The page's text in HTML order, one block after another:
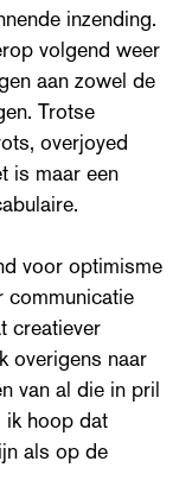
inzending.
volgend weer
aan zowel de
Trotse
overjoyed
is maar een
voor optimisme
communicatie
creatiever
overigens naar
van al die in pril
ik hoop dat
als op de